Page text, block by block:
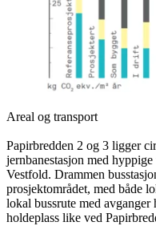
Areal og transport
Papirbredden 2 og 3 ligger
jernbanestasjon med
Vestfold. Drammen
prosjektområdet, med både
lokal bussrute med
holdeplass like ved